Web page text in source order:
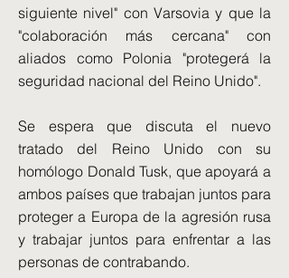
siguiente nivel" con Varsovia y que la
"colaboración más cercana" con
aliados como Polonia "protegerá la
seguridad nacional del Reino Unido".
Se espera que discuta el nuevo
tratado del Reino Unido con su
homólogo Donald Tusk, que apoyará a
ambos países que trabajan juntos para
proteger a Europa de la agresión rusa
y trabajar juntos para enfrentar a las
personas de contrabando.